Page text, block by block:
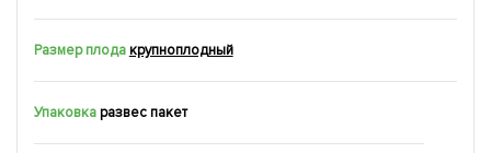
Размер плодакрупноплодный
Упаковкаразвес пакет